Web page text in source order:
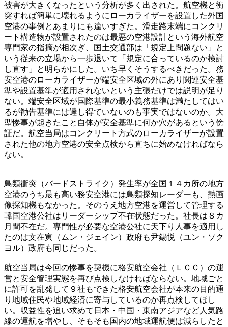
被害が大きくなったという分析が多く出された。航空機と衝
突すれば簡単に壊れるようにローカライザーを設置した外国
空港の事例とあまりにも違いすぎた。滑走路末端にコンクリ
ート構造物が設置されたのは最悪の空港設計という海外航空
専門家の指摘が相次ぎ、国土交通部は「規定上問題ない」と
いう従来の立場から一歩退いて「規定に合っているのか検討
し直す」と明らかにした。いち早くそうするべきだった。務
安空港のローカライザーが端安全区域の外にあり関連安全基
準や設置基準が適用されないという主張だけでは説明が足り
ない。端安全区域が国際基準の最小義務基準は満たしてはい
るが勧告基準には達し得ていないのも事実ではないのか。大
型惨事が起きたこと自体が安全基準に何か穴があるという傍
証だ。航空当局はコンクリート方式のローカライザーが設置
された他の地方空港の安全点検から直ちに始めなければなら
ない。
鳥類衝突（バードストライク）発生率が全国１４カ所の地方
空港のうち最も高い務安空港には鳥類探知レーダーも、熱画
像探知機もなかった。そのうえ地方空港を運営して管理する
韓国空港公社はリーダーシップ不在状態だった。社長は８カ
月間不在だ。専門性が必要な空港公社に天下り人事を適用し
たのは文在寅（ムン・ジェイン）政府も尹錫悦（ユン・ソク
ヨル）政府も同じだった。
航空当局は今回の惨事を契機に格安航空会社（ＬＣＣ）の運
営と安全管理実態を再び点検しなければならない。地域ごと
に許可を乱発して９社もできた格安航空会社が本来の目的通
り地域住民や地域経済に寄与しているのか再点検してほし
い。収益性を追い求めて日本・中国・東南アジアなど人気路
線の運航を増やし、そもそも国内の地域運航便は減らしたと